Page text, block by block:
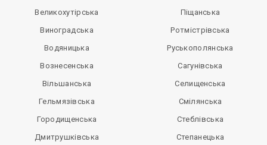
Великохутірська
Виноградська
Водяницька
Вознесенська
Вільшанська
Гельмязівська
Городищенська
Дмитрушківська
Піщанська
Ротмістрівська
Руськополянська
Сагунівська
Селищенська
Смілянська
Стеблівська
Степанецька